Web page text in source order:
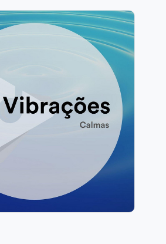
Info
Jogar